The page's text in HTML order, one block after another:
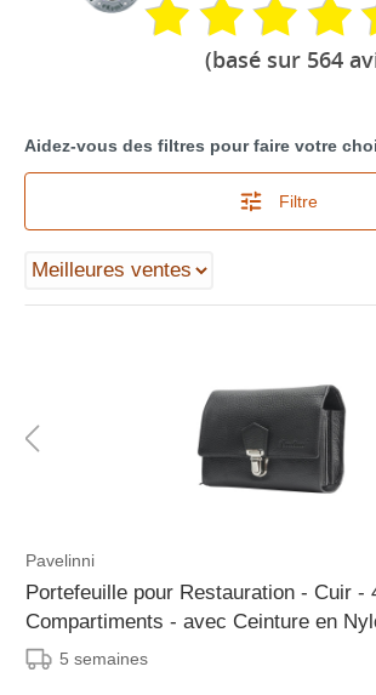
(basé sur 564
Aidez-vous des filtres pour faire votre
Filtre
Pavelinni
Portefeuille pour Restauration - Cuir -
Compartiments - avec Ceinture en
170x130x35mm
5 semaines